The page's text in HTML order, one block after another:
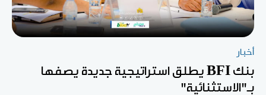
أخبار
بنك BFI يطلق استراتيجية جديدة يصفها
بـ"الاستثنائية"